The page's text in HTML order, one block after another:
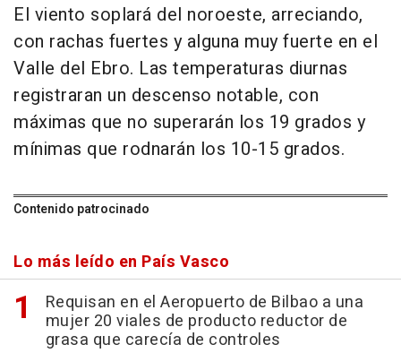
El viento soplará del noroeste, arreciando,
con rachas fuertes y alguna muy fuerte en el
Valle del Ebro. Las temperaturas diurnas
registraran un descenso notable, con
máximas que no superarán los 19 grados y
mínimas que rodnarán los 10-15 grados.
Contenido patrocinado
Lo más leído en País Vasco
Requisan en el Aeropuerto de Bilbao a una
mujer 20 viales de producto reductor de
grasa que carecía de controles